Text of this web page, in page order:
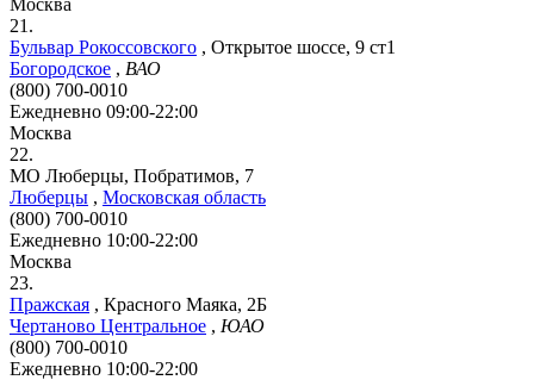
21.
Бульвар Рокоссовского , Открытое шоссе, 9 ст1
Богородское , ВАО
(800) 700-0010
Ежедневно 09:00-22:00
Москва
22.
МО Люберцы, Побратимов, 7
Люберцы , Московская область
(800) 700-0010
Ежедневно 10:00-22:00
Москва
23.
Пражская , Красного Маяка, 2Б
Чертаново Центральное , ЮАО
(800) 700-0010
Ежедневно 10:00-22:00